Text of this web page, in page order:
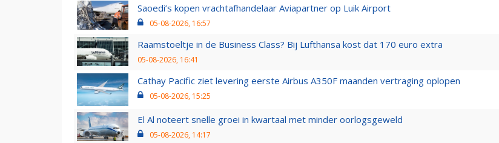
Saoedi’s kopen vrachtafhandelaar Aviapartner op Luik Airport
05-08-2026, 16:57
Raamstoeltje in de Business Class? Bij Lufthansa kost dat 170 euro extra
05-08-2026, 16:41
Cathay Pacific ziet levering eerste Airbus A350F maanden vertraging oplopen
05-08-2026, 15:25
El Al noteert snelle groei in kwartaal met minder oorlogsgeweld
05-08-2026, 14:17